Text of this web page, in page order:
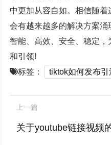
中更加从容自如。相信随着
会有越来越多的解决方案
智能、高效、安全、稳定
和引领!
标签：
tiktok如何发布引
上一篇
关于youtube链接视频